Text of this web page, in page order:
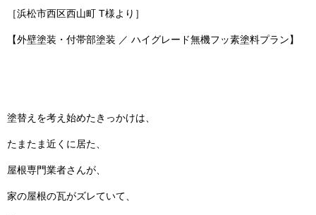
［浜松市西区西山町 T様より］
【外壁塗装・付帯部塗装 ／ ハイグレード無機フッ素塗料プラン】
塗替えを考え始めたきっかけは、
たまたま近くに居た、
屋根専門業者さんが、
家の屋根の瓦がズレていて、